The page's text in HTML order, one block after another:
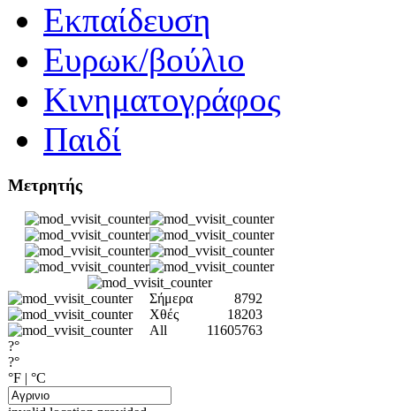
Εκπαίδευση
Ευρωκ/βούλιο
Κινηματογράφος
Παιδί
Μετρητής
Σήμερα
8792
Χθές
18203
All
11605763
?°
?°
°F | °C